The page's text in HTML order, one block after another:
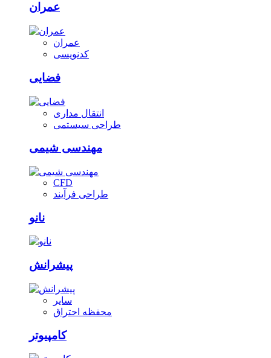
عمران
عمران
کدنویسی
فضایی
انتقال مداری
طراحی سیستمی
مهندسی شیمی
CFD
طراحی فرآیند
نانو
پیشرانش
سایر
محفظه احتراق
کامپیوتر